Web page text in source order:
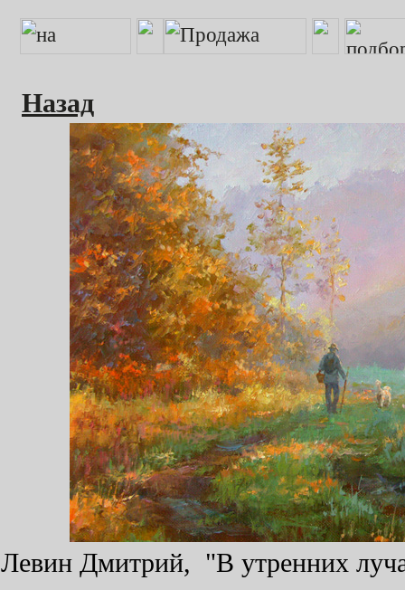
Назад
Левин Дмитрий, "В утренних